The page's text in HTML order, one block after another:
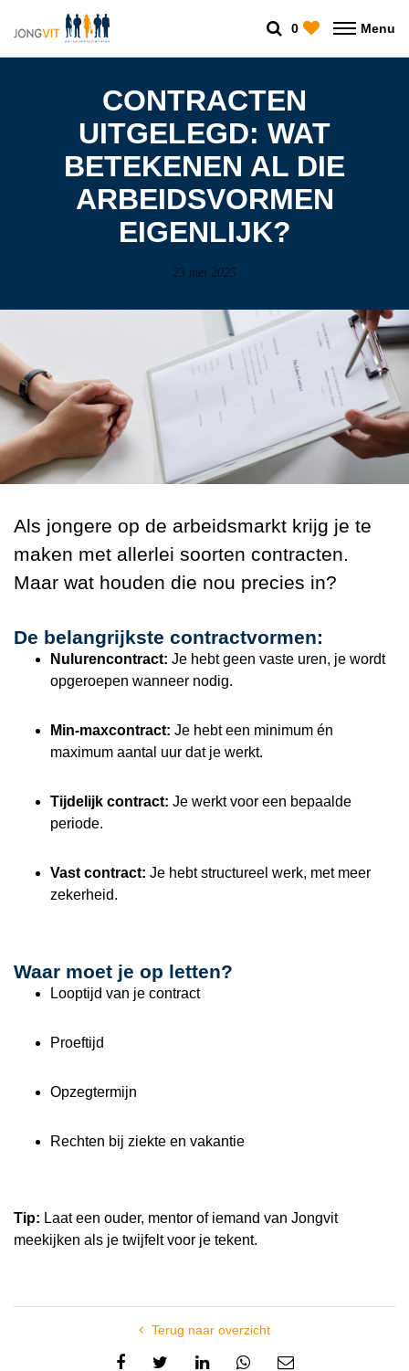
0 Menu
CONTRACTEN
UITGELEGD: WAT
BETEKENEN AL DIE
ARBEIDSVORMEN
EIGENLIJK?
23 mei 2025
Als jongere op de arbeidsmarkt krijg je te
maken met allerlei soorten contracten.
Maar wat houden die nou precies in?
De belangrijkste contractvormen:
Nulurencontract: Je hebt geen vaste uren, je wordt
opgeroepen wanneer nodig.
Min-maxcontract: Je hebt een minimum én
maximum aantal uur dat je werkt.
Tijdelijk contract: Je werkt voor een bepaalde
periode.
Vast contract: Je hebt structureel werk, met meer
zekerheid.
Waar moet je op letten?
Looptijd van je contract
Proeftijd
Opzegtermijn
Rechten bij ziekte en vakantie
Tip: Laat een ouder, mentor of iemand van Jongvit
meekijken als je twijfelt voor je tekent.
Terug naar overzicht